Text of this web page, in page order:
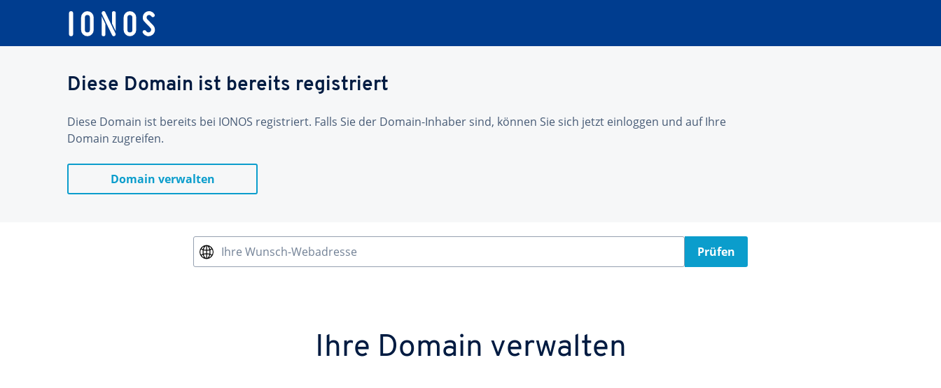
Diese Domain ist bereits registriert
Diese Domain ist bereits bei IONOS registriert. Falls Sie der Domain-Inhaber sind, können Sie sich jetzt einloggen und auf Ihre
Domain zugreifen.
Domain verwalten
Ihre Wunsch-Webadresse Prüfen
Ihre Domain verwalten